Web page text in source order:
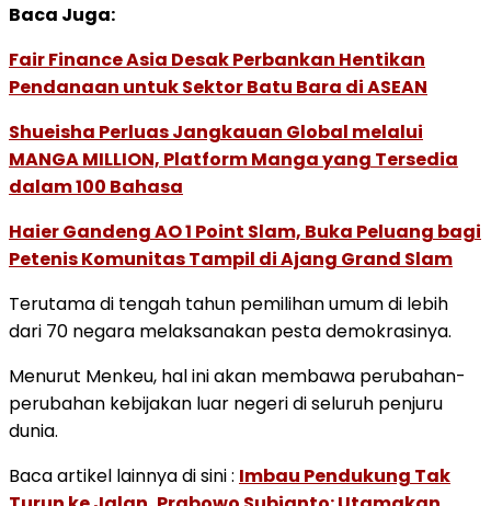
Baca Juga:
Fair Finance Asia Desak Perbankan Hentikan
Pendanaan untuk Sektor Batu Bara di ASEAN
Shueisha Perluas Jangkauan Global melalui
MANGA MILLION, Platform Manga yang Tersedia
dalam 100 Bahasa
Haier Gandeng AO 1 Point Slam, Buka Peluang bagi
Petenis Komunitas Tampil di Ajang Grand Slam
Terutama di tengah tahun pemilihan umum di lebih
dari 70 negara melaksanakan pesta demokrasinya.
Menurut Menkeu, hal ini akan membawa perubahan-
perubahan kebijakan luar negeri di seluruh penjuru
dunia.
Baca artikel lainnya di sini : Imbau Pendukung Tak